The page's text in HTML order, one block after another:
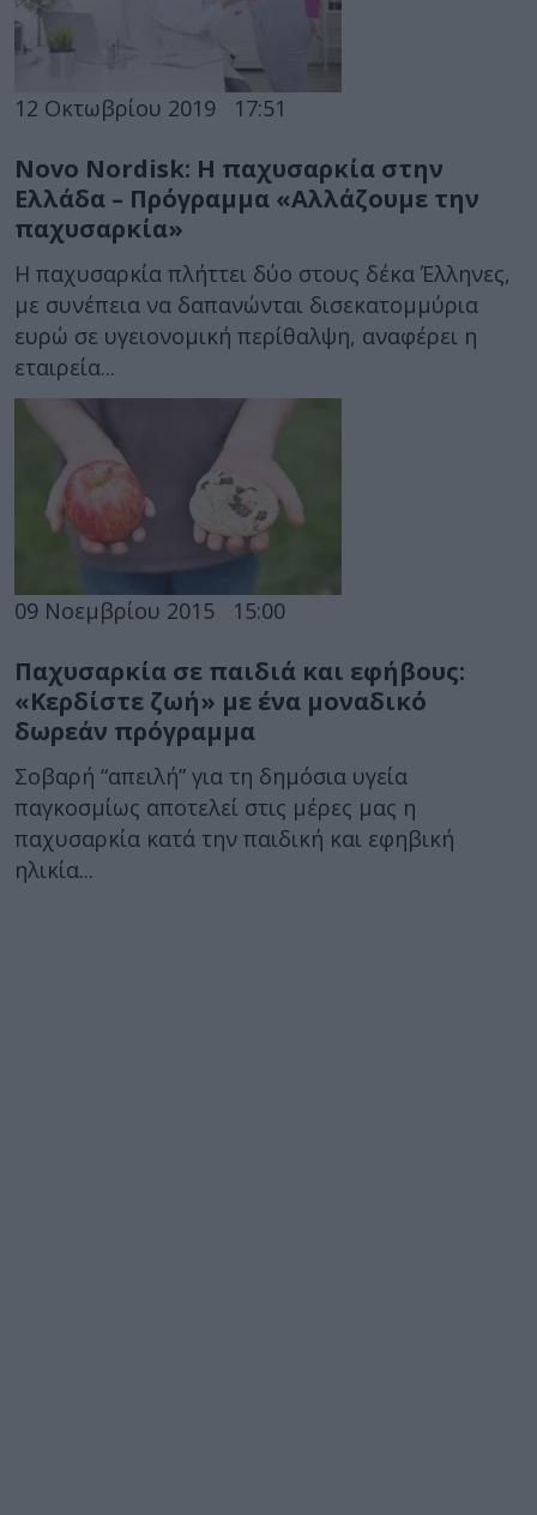
12 Οκτωβρίου 2019 17:51
Novo Nordisk: Η παχυσαρκία στην
Ελλάδα – Πρόγραμμα «Αλλάζουμε την
παχυσαρκία»
Η παχυσαρκία πλήττει δύο στους δέκα Έλληνες,
με συνέπεια να δαπανώνται δισεκατομμύρια
ευρώ σε υγειονομική περίθαλψη, αναφέρει η
εταιρεία...
09 Νοεμβρίου 2015 15:00
Παχυσαρκία σε παιδιά και εφήβους:
«Κερδίστε ζωή» με ένα μοναδικό
δωρεάν πρόγραμμα
Σοβαρή “απειλή” για τη δημόσια υγεία
παγκοσμίως αποτελεί στις μέρες μας η
παχυσαρκία κατά την παιδική και εφηβική
ηλικία...